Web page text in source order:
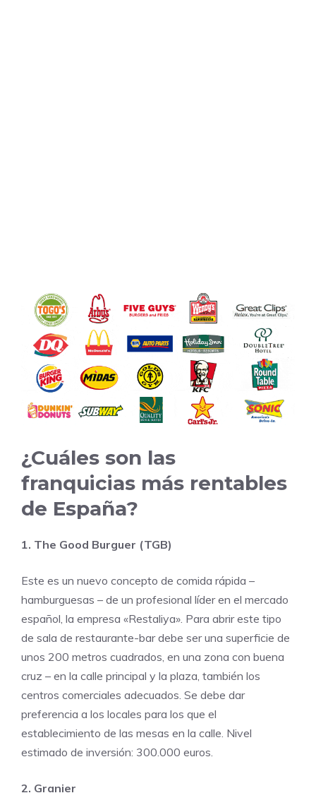
¿Cuáles son las
franquicias más rentables
de España?
1. The Good Burguer (TGB)
Este es un nuevo concepto de comida rápida –
hamburguesas – de un profesional líder en el mercado
español, la empresa «Restaliya». Para abrir este tipo
de sala de restaurante-bar debe ser una superficie de
unos 200 metros cuadrados, en una zona con buena
cruz – en la calle principal y la plaza, también los
centros comerciales adecuados. Se debe dar
preferencia a los locales para los que el
establecimiento de las mesas en la calle. Nivel
estimado de inversión: 300.000 euros.
2. Granier